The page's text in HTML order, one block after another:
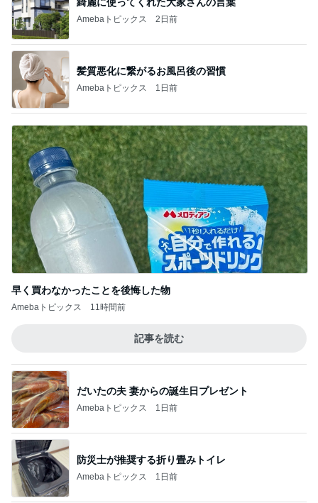
Amebaトピックス 2日前
髪質悪化に繋がるお風呂後の習慣
Amebaトピックス 1日前
早く買わなかったことを後悔した物
Amebaトピックス 11時間前
記事を読む
だいたの夫 妻からの誕生日プレゼント
Amebaトピックス 1日前
防災士が推奨する折り畳みトイレ
Amebaトピックス 1日前